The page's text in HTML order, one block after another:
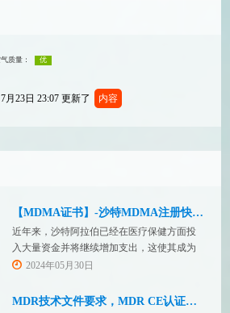
7月23日 23:07 更新了 内容
【MDMA证书】-沙特MDMA注册快速下证
近年来，沙特阿拉伯已经在医疗保健方面投
入大量资金并将继续增加支出，这使其成为
医疗设备制造商感兴趣的市场。然而，想要
管要求，即他们必须在沙特阿拉伯获得其设
2024年05月30日
MDR技术文件要求，MDR CE认证办理